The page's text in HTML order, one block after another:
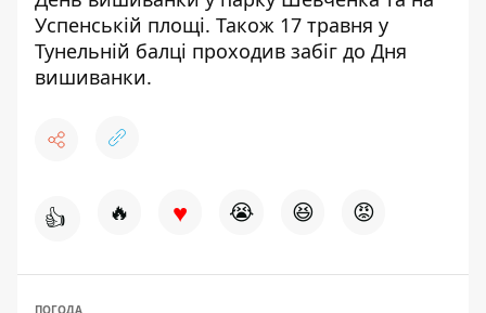
Успенській площі. Також 17 травня у
Тунельній балці проходив забіг до Дня
вишиванки.
👍 🔥 ♥ 😭 😆 😡
ПОГОДА